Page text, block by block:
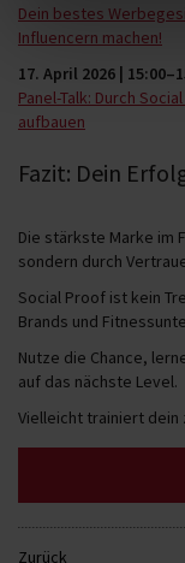
Dein bestes
Influencern machen!
17. April 2026 |
Panel-Talk: Durch
aufbauen
Fazit: Dein
Die stärkste Marke im
sondern durch
Social Proof ist kein
Brands und
Nutze die Chance,
auf das nächste Level.
Vielleicht trainiert dein
Zurück